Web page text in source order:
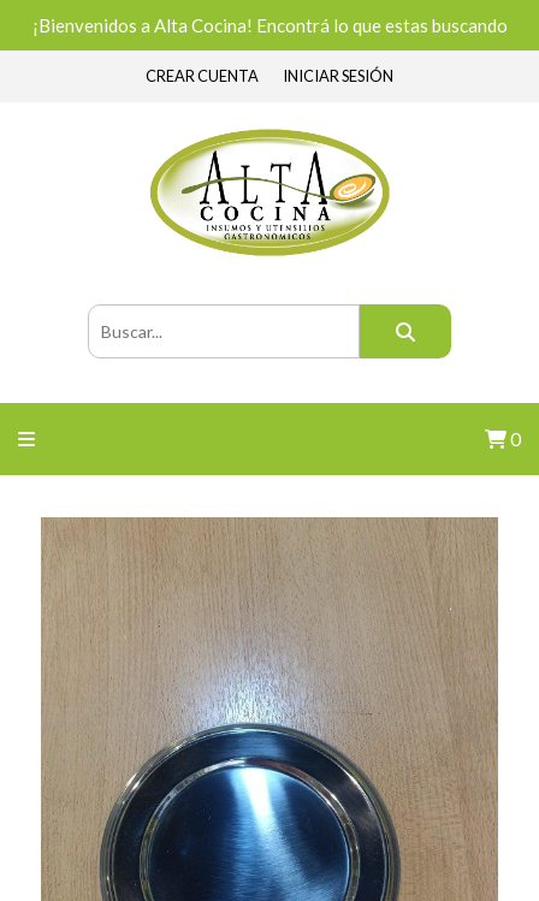
¡Bienvenidos a Alta Cocina! Encontrá lo que estas buscando
CREAR CUENTA INICIAR SESIÓN
0